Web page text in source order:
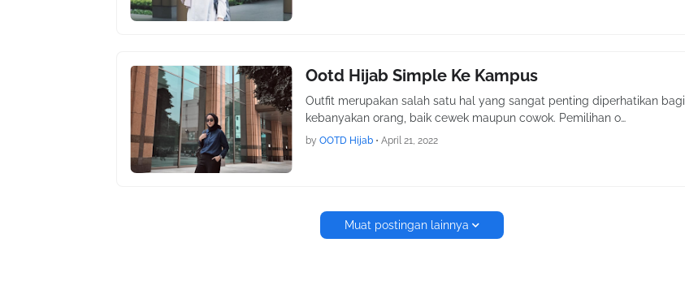
Ootd Hijab Simple Ke Kampus
Outfit merupakan salah satu hal yang sangat penting diperhatikan bagi
kebanyakan orang, baik cewek maupun cowok. Pemilihan o…
by OOTD Hijab • April 21, 2022
Muat postingan lainnya